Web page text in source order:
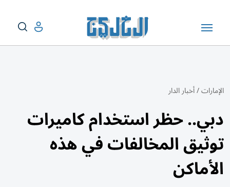
الإمارات/أخبار الدار
دبي.. حظر استخدام كاميرات
توثيق المخالفات في هذه
الأماكن